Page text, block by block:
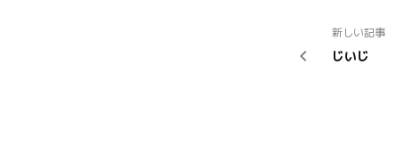
新しい記事
じいじ